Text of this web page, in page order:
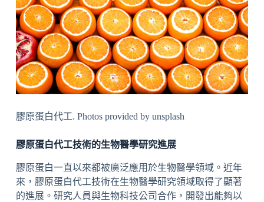
膠原蛋白代工. Photos provided by unsplash
膠原蛋白代工技術的生物醫學研究進展
膠原蛋白一直以來都被廣泛應用於生物醫學領域。近年
來，膠原蛋白代工技術在生物醫學研究領域取得了顯著
的進展。研究人員與生物科技公司合作，開發出能夠以